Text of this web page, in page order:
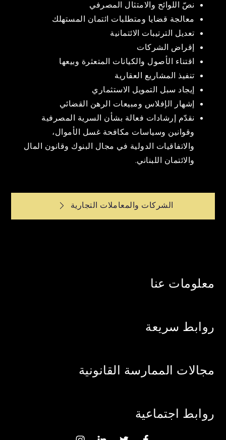
نصّ اللوائح والامتثال المصرفي
معالجة قضايا ومتطلبات ائتمان المستهلك
تعديل الترتيبات الائتمانية
إقراض الشركات
اقتناء الأصول والكيانات المتعثرة وبيعها
تنفيذ المشاريع العقارية
إيجاد سبل التمويل الاستثماري
إشهار الإفلاس ومبيعات الرهن القضائي
نقدّم إرشادات فعالة بشأن السرية المصرفية
وقوانين وسياسات مكافحة غسل الأموال،
والاتفاقيات الدولية في مجال البنوك وقانون المال
والائتمان اللبناني.
Postالشركات والمعاملات التجارية
معلومات عنا
روابط سريعة
مجالات الممارسة القانونية
روابط اجتماعية